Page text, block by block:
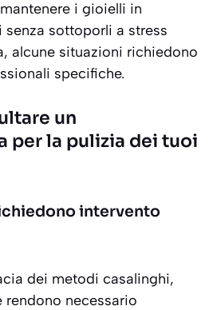
i gioielli in
senza sottoporli a stress
alcune situazioni richiedono
specifiche.
un
per la pulizia dei tuoi
intervento
dei metodi casalinghi,
rendono necessario